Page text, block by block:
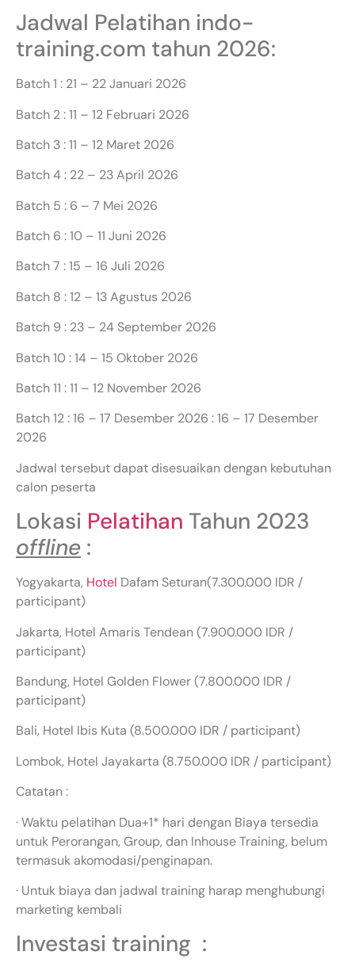
Jadwal Pelatihan indo-
training.com tahun 2026:
Batch 1 : 21 – 22 Januari 2026
Batch 2 : 11 – 12 Februari 2026
Batch 3 : 11 – 12 Maret 2026
Batch 4 : 22 – 23 April 2026
Batch 5 : 6 – 7 Mei 2026
Batch 6 : 10 – 11 Juni 2026
Batch 7 : 15 – 16 Juli 2026
Batch 8 : 12 – 13 Agustus 2026
Batch 9 : 23 – 24 September 2026
Batch 10 : 14 – 15 Oktober 2026
Batch 11 : 11 – 12 November 2026
Batch 12 : 16 – 17 Desember 2026 : 16 – 17 Desember
2026
Jadwal tersebut dapat disesuaikan dengan kebutuhan
calon peserta
Lokasi Pelatihan Tahun 2023
offline :
Yogyakarta, Hotel Dafam Seturan(7.300.000 IDR /
participant)
Jakarta, Hotel Amaris Tendean (7.900.000 IDR /
participant)
Bandung, Hotel Golden Flower (7.800.000 IDR /
participant)
Bali, Hotel Ibis Kuta (8.500.000 IDR / participant)
Lombok, Hotel Jayakarta (8.750.000 IDR / participant)
Catatan :
· Waktu pelatihan Dua+1* hari dengan Biaya tersedia
untuk Perorangan, Group, dan Inhouse Training, belum
termasuk akomodasi/penginapan.
· Untuk biaya dan jadwal training harap menghubungi
marketing kembali
Investasi training :